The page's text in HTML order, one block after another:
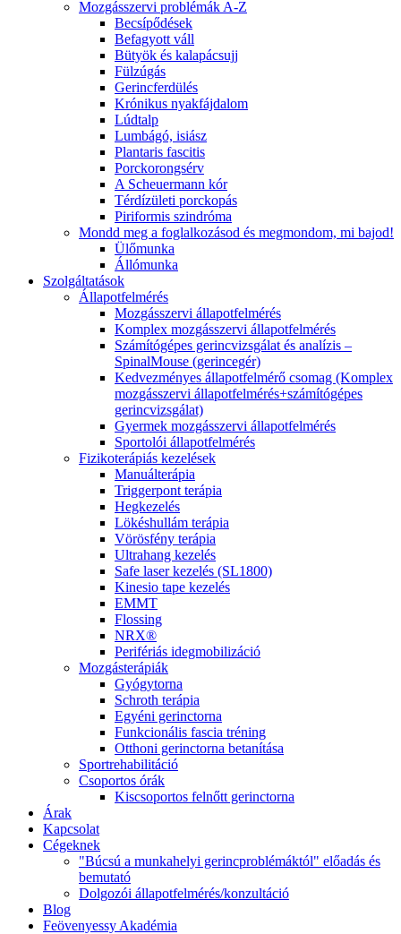
Mozgásszervi problémák A-Z
Becsípődések
Befagyott váll
Bütyök és kalapácsujj
Fülzúgás
Gerincferdülés
Krónikus nyakfájdalom
Lúdtalp
Lumbágó, isiász
Plantaris fascitis
Porckorongsérv
A Scheuermann kór
Térdízületi porckopás
Piriformis szindróma
Mondd meg a foglalkozásod és megmondom, mi bajod!
Ülőmunka
Állómunka
Szolgáltatások
Állapotfelmérés
Mozgásszervi állapotfelmérés
Komplex mozgásszervi állapotfelmérés
Számítógépes gerincvizsgálat és analízis –
SpinalMouse (gerincegér)
Kedvezményes állapotfelmérő csomag (Komplex
mozgásszervi állapotfelmérés+számítógépes
gerincvizsgálat)
Gyermek mozgásszervi állapotfelmérés
Sportolói állapotfelmérés
Fizikoterápiás kezelések
Manuálterápia
Triggerpont terápia
Hegkezelés
Lökéshullám terápia
Vörösfény terápia
Ultrahang kezelés
Safe laser kezelés (SL1800)
Kinesio tape kezelés
EMMT
Flossing
NRX®
Perifériás idegmobilizáció
Mozgásterápiák
Gyógytorna
Schroth terápia
Egyéni gerinctorna
Funkcionális fascia tréning
Otthoni gerinctorna betanítása
Sportrehabilitáció
Csoportos órák
Kiscsoportos felnőtt gerinctorna
Árak
Kapcsolat
Cégeknek
"Búcsú a munkahelyi gerincproblémáktól" előadás és
bemutató
Dolgozói állapotfelmérés/konzultáció
Blog
Feövenyessy Akadémia